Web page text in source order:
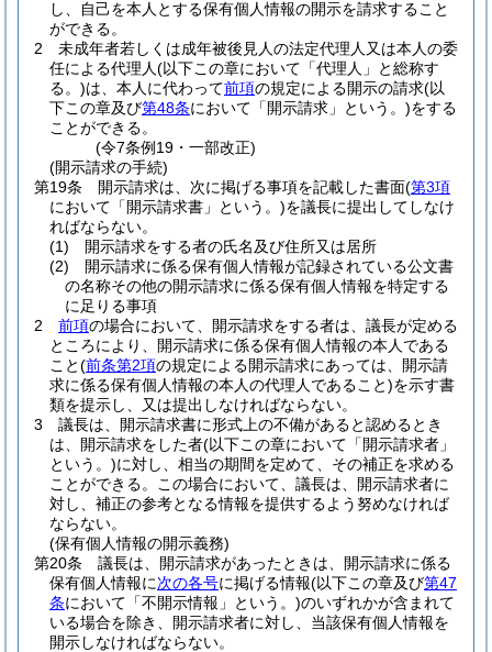
し、自己を本人とする保有個人情報の開示を請求すること
ができる。
2
未成年者若しくは成年被後見人の法定代理人又は本人の委
任による代理人(以下この章において「代理人」と総称す
る。)は、本人に代わって前項の規定による開示の請求(以
下この章及び第48条において「開示請求」という。)をする
ことができる。
(令7条例19・一部改正)
(開示請求の手続)
第19条
開示請求は、次に掲げる事項を記載した書面(第3項
において「開示請求書」という。)を議長に提出してしなけ
ればならない。
(1)
開示請求をする者の氏名及び住所又は居所
(2)
開示請求に係る保有個人情報が記録されている公文書
の名称その他の開示請求に係る保有個人情報を特定する
に足りる事項
2
前項の場合において、開示請求をする者は、議長が定める
ところにより、開示請求に係る保有個人情報の本人である
こと(前条第2項の規定による開示請求にあっては、開示請
求に係る保有個人情報の本人の代理人であること)を示す書
類を提示し、又は提出しなければならない。
3
議長は、開示請求書に形式上の不備があると認めるとき
は、開示請求をした者(以下この章において「開示請求者」
という。)に対し、相当の期間を定めて、その補正を求める
ことができる。
この場合において、議長は、開示請求者に
対し、補正の参考となる情報を提供するよう努めなければ
ならない。
(保有個人情報の開示義務)
第20条
議長は、開示請求があったときは、開示請求に係る
保有個人情報に次の各号に掲げる情報(以下この章及び第47
条において「不開示情報」という。)のいずれかが含まれて
いる場合を除き、開示請求者に対し、当該保有個人情報を
開示しなければならない。